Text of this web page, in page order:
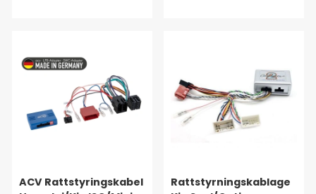
ACV Rattstyringskabel
Rattstyrningskablage